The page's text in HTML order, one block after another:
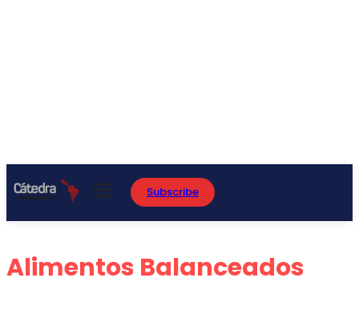
Subscribe
Alimentos Balanceados